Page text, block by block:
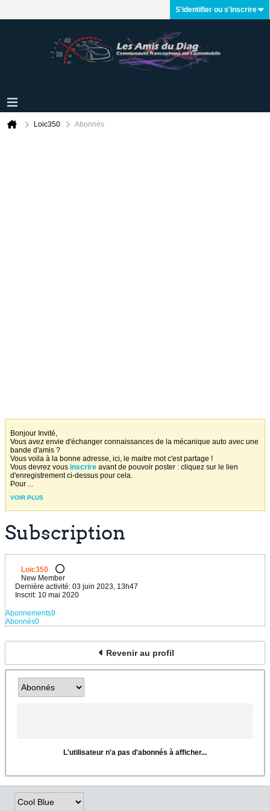
S'identifier ou s'inscrire
Loic350 Abonnés
Bonjour Invité,
Vous avez envie d'échanger connaissances de la mécanique auto avec une
bande d'amis ?
Vous voila à la bonne adresse, ici, le maitre mot c'est partage !
Vous devrez vous inscrire avant de pouvoir poster : cliquez sur le lien
d'enregistrement ci-dessus pour cela.
Pour ...
VOIR PLUS
Subscription
Loic350
New Member
Dernière activité: 03 juin 2023, 13h47
Inscrit: 10 mai 2020
Abonnements9
Abonnés0
Revenir au profil
L'utilisateur n'a pas d'abonnés à afficher...